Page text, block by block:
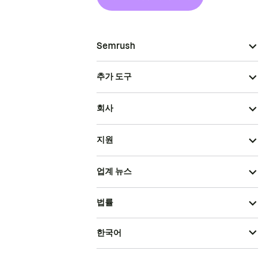
Semrush
추가 도구
회사
지원
업계 뉴스
법률
한국어